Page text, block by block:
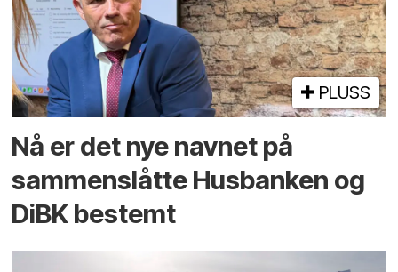
PLUSS
Nå er det nye navnet på
sammenslåtte Husbanken og
DiBK bestemt